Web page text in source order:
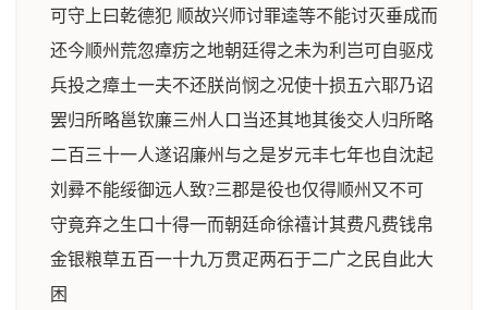
可守上曰乾德犯 顺故兴师讨罪逵等不能讨灭垂成而
还今顺州荒忽瘴疠之地朝廷得之未为利岂可自驱戍
兵投之瘴土一夫不还朕尚悯之况使十损五六耶乃诏
罢归所略邕钦廉三州人口当还其地其後交人归所略
二百三十一人遂诏廉州与之是岁元丰七年也自沈起
刘彛不能绥御远人致?三郡是役也仅得顺州又不可
守竟弃之生口十得一而朝廷命徐禧计其费凡费钱帛
金银粮草五百一十九万贯疋两石于二广之民自此大
困